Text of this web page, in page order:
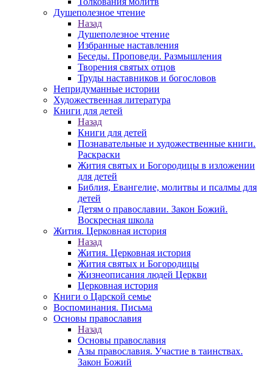
Душеполезное чтение
Назад
Душеполезное чтение
Избранные наставления
Беседы. Проповеди. Размышления
Творения святых отцов
Труды наставников и богословов
Непридуманные истории
Художественная литература
Книги для детей
Назад
Книги для детей
Познавательные и художественные книги.
Раскраски
Жития святых и Богородицы в изложении
для детей
Библия, Евангелие, молитвы и псалмы для
детей
Детям о православии. Закон Божий.
Воскресная школа
Жития. Церковная история
Назад
Жития. Церковная история
Жития святых и Богородицы
Жизнеописания людей Церкви
Церковная история
Книги о Царской семье
Воспоминания. Письма
Основы православия
Назад
Основы православия
Азы православия. Участие в таинствах.
Закон Божий